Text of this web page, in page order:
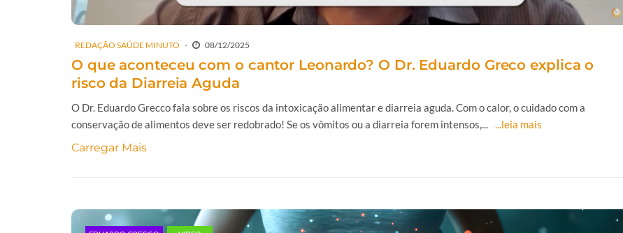
REDAÇÃO SAÚDE MINUTO 08/12/2025
O que aconteceu com o cantor Leonardo? O Dr. Eduardo Greco explica o
risco da Diarreia Aguda
O Dr. Eduardo Grecco fala sobre os riscos da intoxicação alimentar e diarreia aguda. Com o calor, o cuidado com a
conservação de alimentos deve ser redobrado! Se os vômitos ou a diarreia forem intensos,... ...leia mais
Carregar Mais